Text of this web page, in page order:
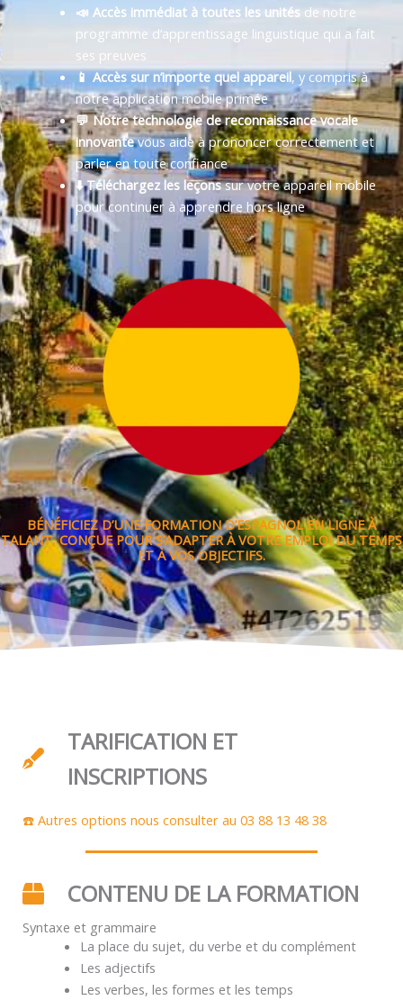
📣 Accès immédiat à toutes les unitésde notre
programme d’apprentissage linguistique qui a fait
ses preuves
📱 Accès sur n’importe quel appareil, y compris à
notre application mobile primée
💬 Notre technologie de reconnaissance vocale
innovantevous aide à prononcer correctement et
parler en toute confiance
⬇️ Téléchargez les leçonssur votre appareil mobile
pour continuer à apprendre hors ligne
BÉNÉFICIEZ D’UNE FORMATION D’ESPAGNOL EN LIGNE À
TALANT, CONÇUE POUR S’ADAPTER À VOTRE EMPLOI DU TEMPS
ET À VOS OBJECTIFS.
TARIFICATION ET
INSCRIPTIONS
☎️ Autres options nous consulter au 03 88 13 48 38
CONTENU DE LA FORMATION
Syntaxe et grammaire
La place du sujet, du verbe et du complément
Les adjectifs
Les verbes, les formes et les temps